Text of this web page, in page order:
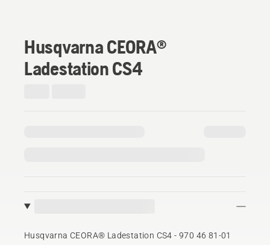
Husqvarna CEORA®
Ladestation CS4
Husqvarna CEORA® Ladestation CS4 - 970 46 81‑01